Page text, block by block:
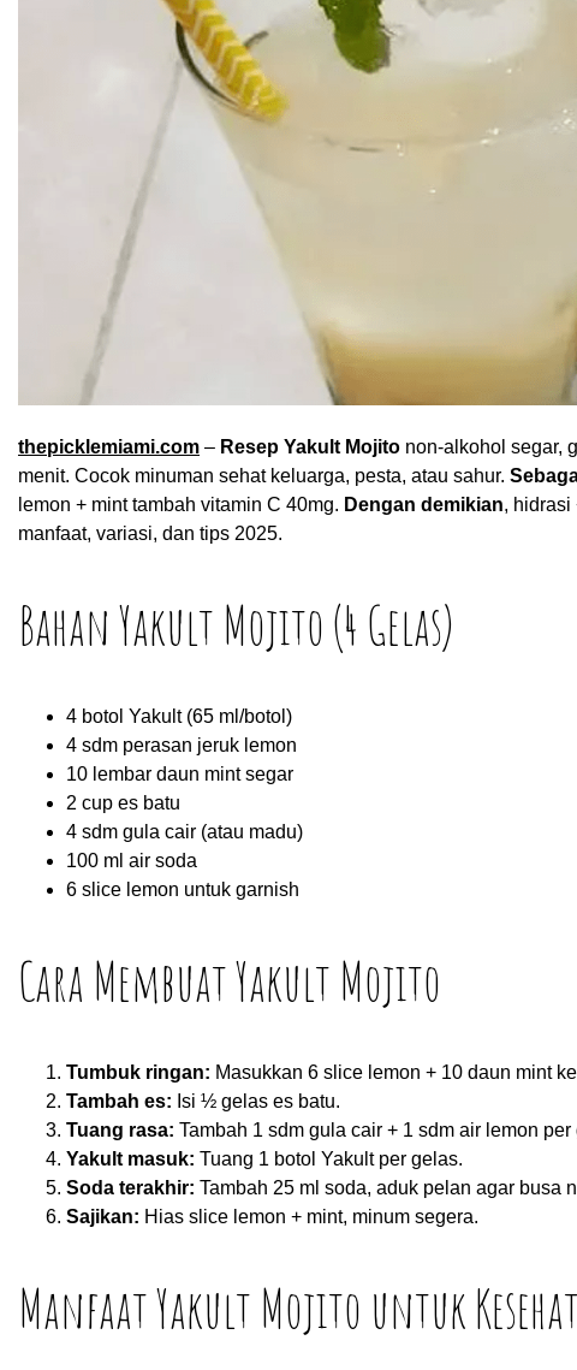
thepicklemiami.com – Resep Yakult Mojito non-alkohol segar,
menit. Cocok minuman sehat keluarga, pesta, atau sahur.
lemon + mint tambah vitamin C 40mg. Dengan demikian, hidrasi
manfaat, variasi, dan tips 2025.
Bahan Yakult Mojito (4 Gelas)
4 botol Yakult (65 ml/botol)
4 sdm perasan jeruk lemon
10 lembar daun mint segar
2 cup es batu
4 sdm gula cair (atau madu)
100 ml air soda
6 slice lemon untuk garnish
Cara Membuat Yakult Mojito
Tumbuk ringan: Masukkan 6 slice lemon + 10 daun mint
Tambah es: Isi ½ gelas es batu.
Tuang rasa: Tambah 1 sdm gula cair + 1 sdm air lemon per
Yakult masuk: Tuang 1 botol Yakult per gelas.
Soda terakhir: Tambah 25 ml soda, aduk pelan agar busa
Sajikan: Hias slice lemon + mint, minum segera.
Manfaat Yakult Mojito untuk